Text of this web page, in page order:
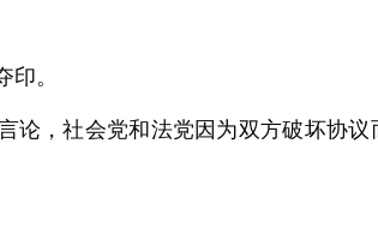
。
论，社会党和法党因为双方破坏协议